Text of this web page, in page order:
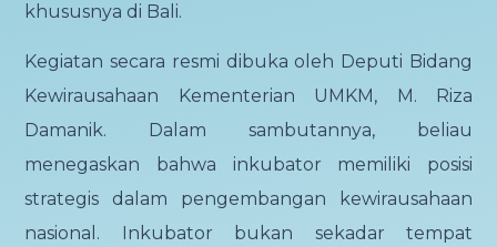
khususnya di Bali.
Kegiatan secara resmi dibuka oleh Deputi Bidang
Kewirausahaan Kementerian UMKM, M. Riza
Damanik. Dalam sambutannya, beliau
menegaskan bahwa inkubator memiliki posisi
strategis dalam pengembangan kewirausahaan
nasional. Inkubator bukan sekadar tempat